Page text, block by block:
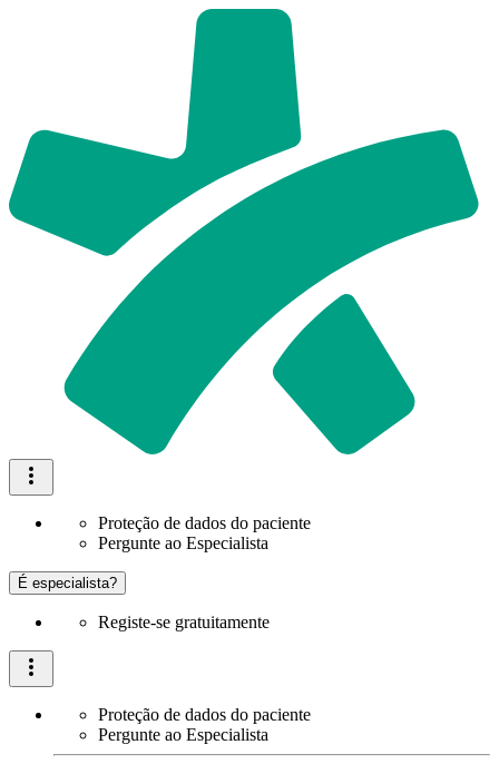
Proteção de dados do paciente
Pergunte ao Especialista
É especialista?
Registe-se gratuitamente
Proteção de dados do paciente
Pergunte ao Especialista